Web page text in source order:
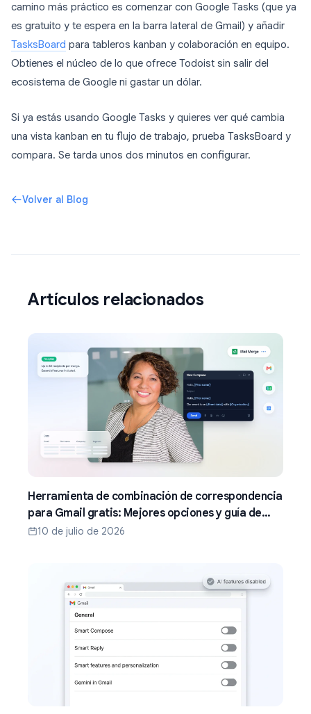
camino más práctico es comenzar con Google Tasks (que ya
es gratuito y te espera en la barra lateral de Gmail) y añadir
TasksBoard para tableros kanban y colaboración en equipo.
Obtienes el núcleo de lo que ofrece Todoist sin salir del
ecosistema de Google ni gastar un dólar.
Si ya estás usando Google Tasks y quieres ver qué cambia
una vista kanban en tu flujo de trabajo, prueba TasksBoard y
compara. Se tarda unos dos minutos en configurar.
Volver al Blog
Artículos relacionados
Herramienta de combinación de correspondencia
para Gmail gratis: Mejores opciones y guía de
configuración (2026)
10 de julio de 2026